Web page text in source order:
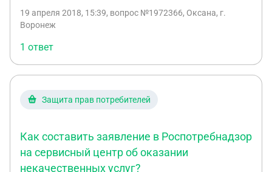
обнаружила,что стекло наклеено не ровно и
очень туго работает. За стекло и наклеивание я
отдала 1800р . При обращении в магазин меня
технично послали. Вот сижу и думаю как выйти из
этой ситуации(
19 апреля 2018, 15:39, вопрос №1972366, Оксана, г.
Воронеж
1 ответ
Защита прав потребителей
Как составить заявление в Роспотребнадзор
на сервисный центр об оказании
некачественных услуг?